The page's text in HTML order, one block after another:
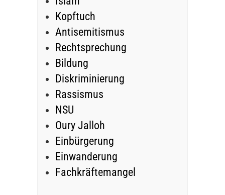
Kopftuch
Antisemitismus
Rechtsprechung
Bildung
Diskriminierung
Rassismus
NSU
Oury Jalloh
Einbürgerung
Einwanderung
Fachkräftemangel